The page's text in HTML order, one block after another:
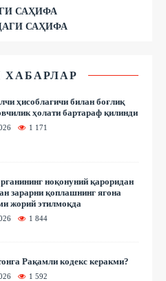
САҲИФА
САҲИФА
ХАБАРЛАР
ҳисоблагичи билан боғлиқ
ҳолати бартараф қилинди
1 171
ноқонуний қароридан
зарарни қоплашнинг ягона
жорий этилмоқда
1 844
Рақамли кодекс керакми?
1 592